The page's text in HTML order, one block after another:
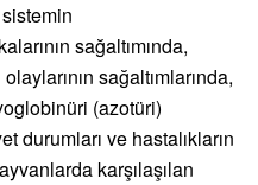
sağaltımında,
sağaltımlarında,
(azotüri)
durumları ve hastalıkların
karşılaşılan